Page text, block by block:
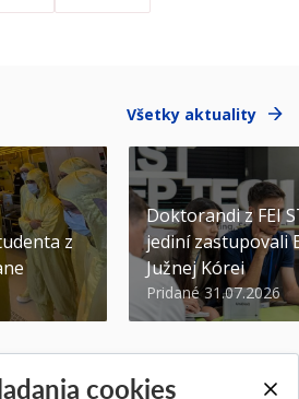
Všetky aktuality
z
Doktorandi z FEI
jediní zastupovali
Južnej Kórei
Pridané 31.07.2026
cookies